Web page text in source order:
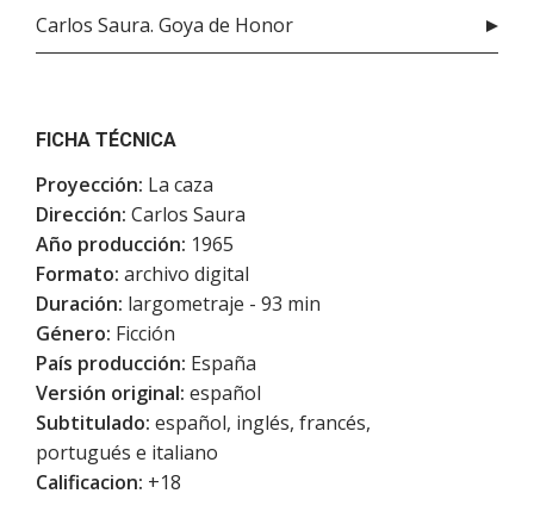
Carlos Saura. Goya de Honor
FICHA TÉCNICA
Proyección: La caza
Dirección: Carlos Saura
Año producción: 1965
Formato: archivo digital
Duración: largometraje - 93 min
Género: Ficción
País producción: España
Versión original: español
Subtitulado: español, inglés, francés,
portugués e italiano
Calificacion: +18